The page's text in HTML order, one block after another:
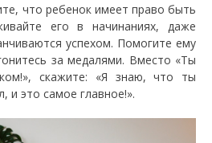
что ребенок имеет право быть
его в начинаниях, даже
успехом. Помогите ему
за медалями. Вместо «Ты
скажите: «Я знаю, что ты
и это самое главное!».